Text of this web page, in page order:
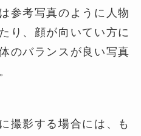
参考写真のように人物
り、顔が向いてい方に
のバランスが良い写真
撮影する場合には、も